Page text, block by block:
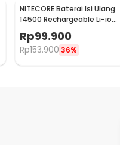
NITECORE Baterai Isi Ulang
14500 Rechargeable Li-ion
750 mAh 3.6 V 1PC -
NL1475R
Rp99.900
Rp153.90036%